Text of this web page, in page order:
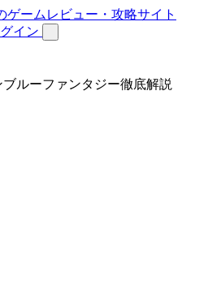
イン
ルーファンタジー徹底解説